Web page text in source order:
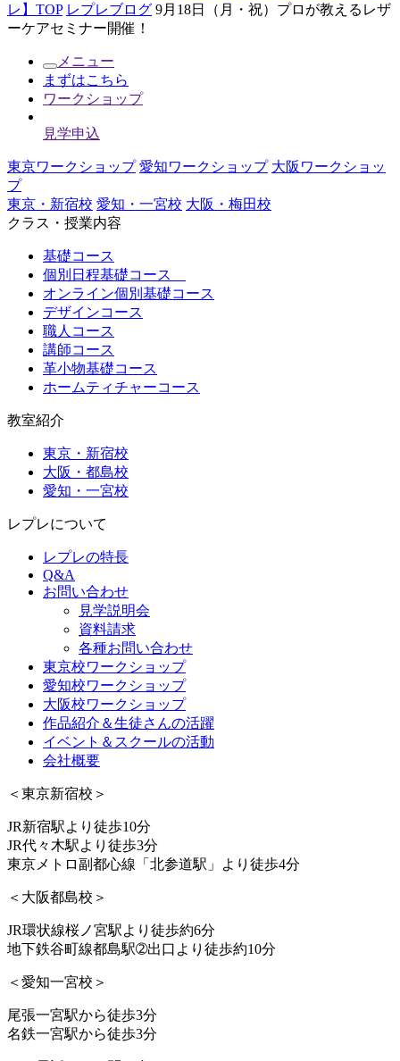
レ】TOP レプレブログ 9月18日（月・祝）プロが教えるレザ
ーケアセミナー開催！
メニュー
まずはこちら
ワークショップ
見学申込
東京ワークショップ 愛知ワークショップ 大阪ワークショッ
プ
東京・新宿校 愛知・一宮校 大阪・梅田校
クラス・授業内容
基礎コース
個別日程基礎コース
オンライン個別基礎コース
デザインコース
職人コース
講師コース
革小物基礎コース
ホームティチャーコース
教室紹介
東京・新宿校
大阪・都島校
愛知・一宮校
レプレについて
レプレの特長
Q&A
お問い合わせ
見学説明会
資料請求
各種お問い合わせ
東京校ワークショップ
愛知校ワークショップ
大阪校ワークショップ
作品紹介＆生徒さんの活躍
イベント＆スクールの活動
会社概要
＜東京新宿校＞
JR新宿駅より徒歩10分
JR代々木駅より徒歩3分
東京メトロ副都心線「北参道駅」より徒歩4分
＜大阪都島校＞
JR環状線桜ノ宮駅より徒歩約6分
地下鉄谷町線都島駅➁出口より徒歩約10分
＜愛知一宮校＞
尾張一宮駅から徒歩3分
名鉄一宮駅から徒歩3分